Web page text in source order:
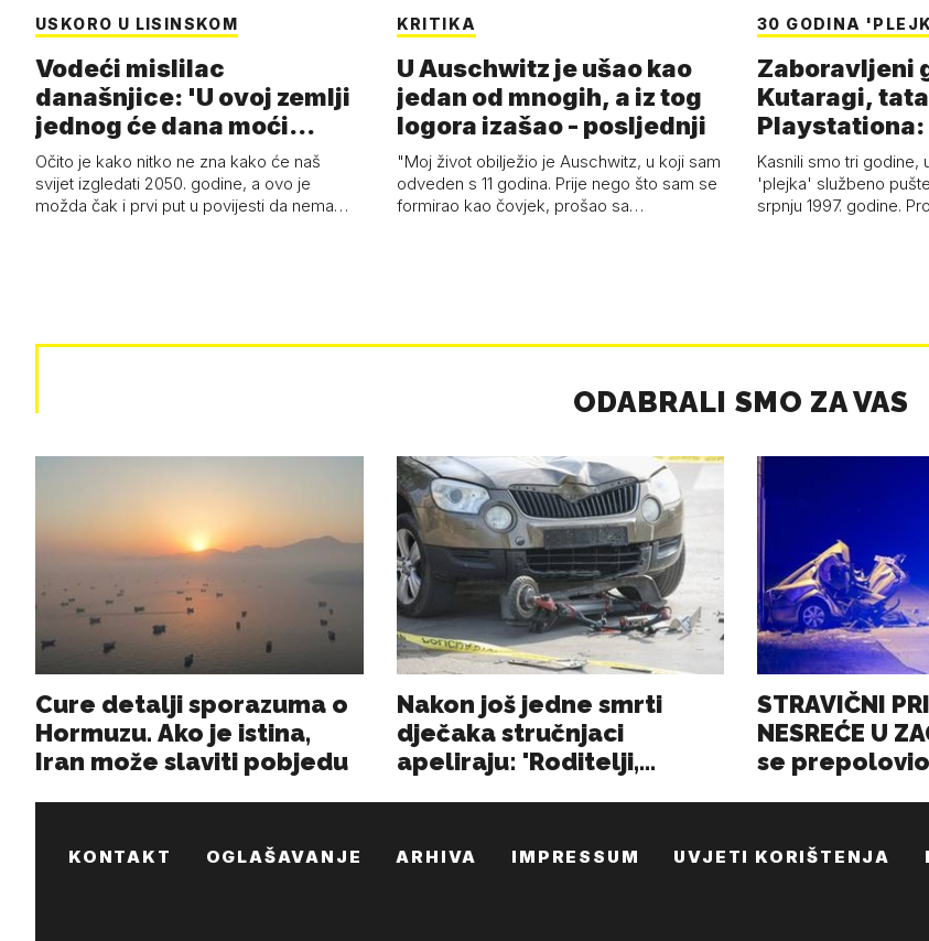
USKORO U LISINSKOM
Vodeći mislilac
današnjice: 'U ovoj zemlji
jednog će dana moći
razviti i superl…
Očito je kako nitko ne zna kako će naš
svijet izgledati 2050. godine, a ovo je
možda čak i prvi put u povijesti da nema…
KRITIKA
U Auschwitz je ušao kao
jedan od mnogih, a iz tog
logora izašao - posljednji
"Moj život obilježio je Auschwitz, u koji sam
odveden s 11 godina. Prije nego što sam se
formirao kao čovjek, prošao sa…
30 GODINA
Zaboravljeni
Kutaragi, tata
Playstationa:
'plejke' kao
Kasnili smo tri godine,
'plejka' službeno
srpnju 1997. godine.
KONTAKT OGLAŠAVANJE ARHIVA IMPRESSUM UVJETI KORIŠTENJA